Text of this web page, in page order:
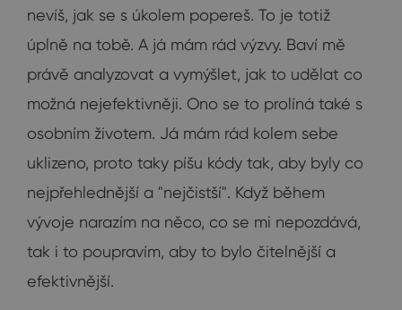
nevíš, jak se s úkolem popereš. To je totiž
úplně na tobě. A já mám rád výzvy. Baví mě
právě analyzovat a vymýšlet, jak to udělat co
možná nejefektivněji. Ono se to prolíná také s
osobním životem. Já mám rád kolem sebe
uklizeno, proto taky píšu kódy tak, aby byly co
nejpřehlednější a "nejčistší". Když během
vývoje narazím na něco, co se mi nepozdává,
tak i to poupravím, aby to bylo čitelnější a
efektivnější.